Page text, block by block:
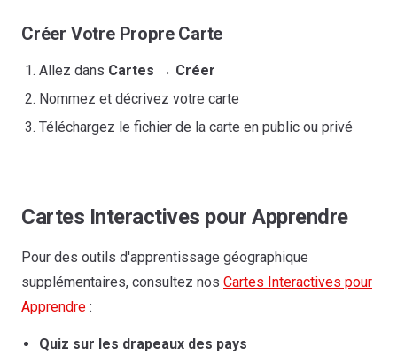
Créer Votre Propre Carte
Allez dans Cartes → Créer
Nommez et décrivez votre carte
Téléchargez le fichier de la carte en public ou privé
Cartes Interactives pour Apprendre
Pour des outils d'apprentissage géographique
supplémentaires, consultez nos Cartes Interactives pour
Apprendre :
Quiz sur les drapeaux des pays